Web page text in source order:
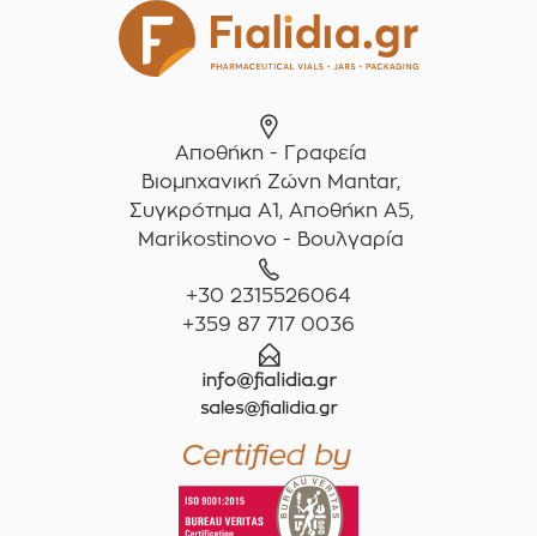
Αποθήκη - Γραφεία
Βιομηχανική Ζώνη Mantar,
Συγκρότημα A1, Αποθήκη Α5,
Marikostinovo - Βουλγαρία
+30 2315526064
+359 87 717 0036